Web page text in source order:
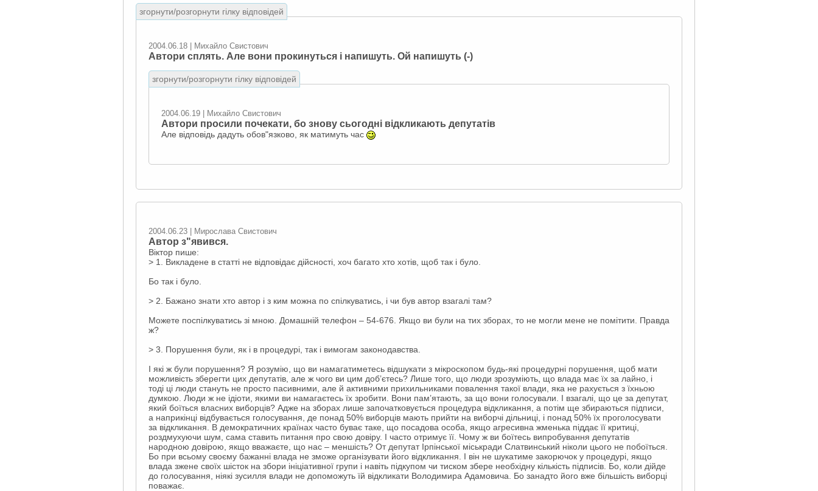
згорнути/розгорнути гілку відповідей
2004.06.18 | Михайло Свистович
Автори сплять. Але вони прокинуться і напишуть. Ой напишуть (-)
згорнути/розгорнути гілку відповідей
2004.06.19 | Михайло Свистович
Автори просили почекати, бо знову сьогодні відкликають депутатів
Але відповідь дадуть обов"язково, як матимуть час
2004.06.23 | Мирослава Свистович
Автор з"явився.
Віктор пише:
> 1. Викладене в статті не відповідає дійсності, хоч багато хто хотів, щоб так і було.
Бо так і було.
> 2. Бажано знати хто автор і з ким можна по спілкуватись, і чи був автор взагалі там?
Можете поспілкуватись зі мною. Домашній телефон – 54-676. Якщо ви були на тих зборах, то не могли мене не помітити. Правда
ж?
> 3. Порушення були, як і в процедурі, так і вимогам законодавства.
І які ж були порушення? Я розумію, що ви намагатиметесь відшукати з мікроскопом будь-які процедурні порушення, щоб мати
можливість зберегти цих депутатів, але ж чого ви цим доб’єтесь? Лише того, що люди зрозуміють, що влада має їх за лайно, і
тоді ці люди стануть не просто пасивними, але й активними прихильниками повалення такої влади, яка не рахується з їхньою
думкою. Люди ж не ідіоти, якими ви намагаєтесь їх зробити. Вони пам’ятають, за що вони голосували. І взагалі, що це за депутат,
який боїться власних виборців? Адже на зборах лише започатковується процедура відкликання, а потім ще збираються підписи,
а наприкінці відбувається голосування, де понад 50% виборців мають прийти на виборчі дільниці, і понад 50% їх проголосувати
за відкликання. В демократичних країнах часто буває таке, що посадова особа, якщо агресивна жменька піддає її критиці,
роздмухуючи шум, сама ставить питання про свою довіру. І часто отримує її. Чому ж ви боїтесь випробування депутатів
народною довірою, якщо вважаєте, що нас – меншість? От депутат Ірпінської міськради Слатвинський ніколи цього не побоїться.
Бо при всьому своєму бажанні влада не зможе організувати його відкликання. І він не шукатиме закорючок у процедурі, якщо
влада зжене своїх шісток на збори ініціативної групи і навіть підкупом чи тиском збере необхідну кількість підписів. Бо, коли дійде
до голосування, ніякі зусилля влади не допоможуть їй відкликати Володимира Адамовича. Бо занадто його вже більшість виборці
поважає.